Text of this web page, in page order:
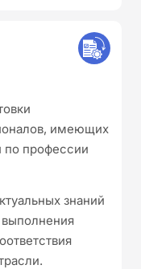
имеющих
по профессии
знаний